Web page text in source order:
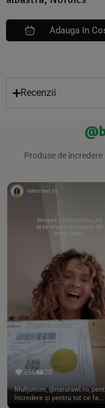
Adauga In
Recenzii
Produse de
356 28
Mulțumim, @naturawl.ro,
încredere și pentru tot ce fa...